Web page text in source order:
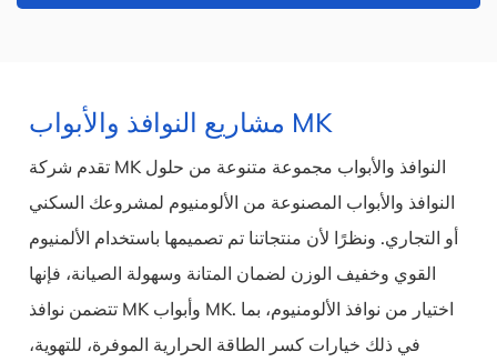
مشاريع النوافذ والأبواب MK
تقدم شركة MK النوافذ والأبواب مجموعة متنوعة من حلول
النوافذ والأبواب المصنوعة من الألومنيوم لمشروعك السكني
أو التجاري. ونظرًا لأن منتجاتنا تم تصميمها باستخدام الألمنيوم
القوي وخفيف الوزن لضمان المتانة وسهولة الصيانة، فإنها
تتضمن نوافذ MK وأبواب MK. اختيار من نوافذ الألومنيوم، بما
في ذلك خيارات كسر الطاقة الحرارية الموفرة، للتهوية،